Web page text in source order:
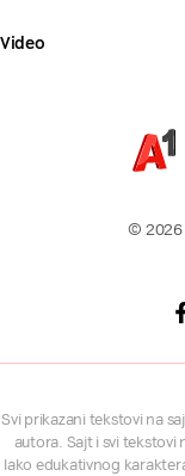
Video
© 2026
Svi prikazani tekstovi na
autora. Sajt i svi tekstovi
Iako edukativnog